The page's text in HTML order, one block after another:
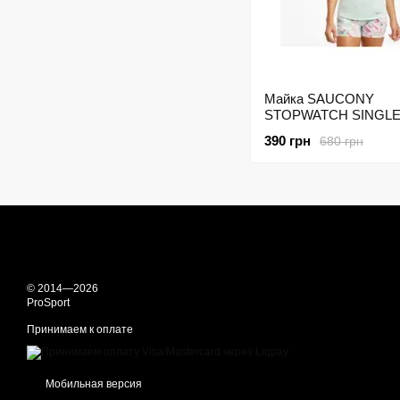
Майка SAUCONY
STOPWATCH
680 грн
390 грн
© 2014—2026
ProSport
Принимаем к оплате
Мобильная версия